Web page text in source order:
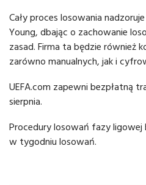
Cały proces losowania
Young, dbając o zachowanie
zasad. Firma ta będzie również
zarówno manualnych, jak i
UEFA.com zapewni bezpłatną
sierpnia.
Procedury losowań fazy ligowej
w tygodniu losowań.